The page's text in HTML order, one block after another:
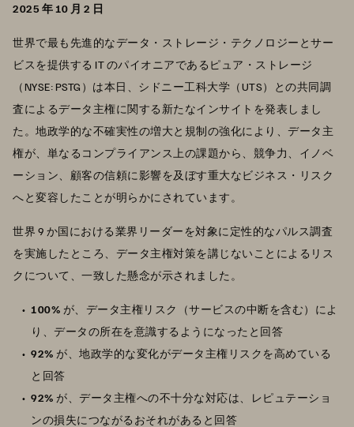
2025 年 10 月 2 日
世界で最も先進的なデータ・ストレージ・テクノロジーとサー
ビスを提供する IT のパイオニアであるピュア・ストレージ
（NYSE: PSTG）は本日、シドニー工科大学（UTS）との共同調
査によるデータ主権に関する新たなインサイトを発表しまし
た。地政学的な不確実性の増大と規制の強化により、データ主
権が、単なるコンプライアンス上の課題から、競争力、イノベ
ーション、顧客の信頼に影響を及ぼす重大なビジネス・リスク
へと変容したことが明らかにされています。
世界 9 か国における業界リーダーを対象に定性的なパルス調査
を実施したところ、データ主権対策を講じないことによるリス
クについて、一致した懸念が示されました。
100% が、データ主権リスク（サービスの中断を含む）によ
り、データの所在を意識するようになったと回答
92% が、地政学的な変化がデータ主権リスクを高めている
と回答
92% が、データ主権への不十分な対応は、レピュテーショ
ンの損失につながるおそれがあると回答